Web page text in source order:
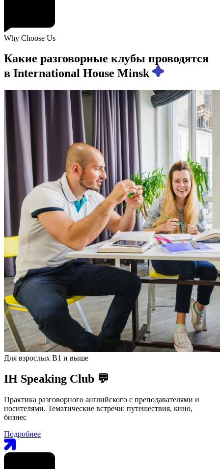
Why Choose Us
Какие разговорные клубы проводятся
в International House Minsk
Для взрослых B1 и выше
IH Speaking Club 💬
Практика разговорного английского с преподавателями и
носителями. Тематические встречи: путешествия, кино,
бизнес
Подробнее